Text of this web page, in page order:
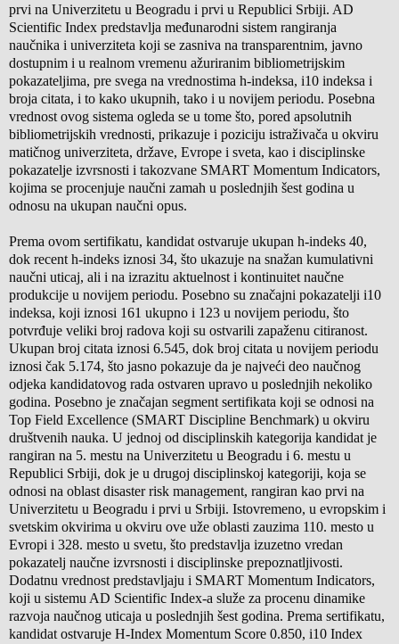
prvi na Univerzitetu u Beogradu i prvi u Republici Srbiji. AD
Scientific Index predstavlja međunarodni sistem rangiranja
naučnika i univerziteta koji se zasniva na transparentnim, javno
dostupnim i u realnom vremenu ažuriranim bibliometrijskim
pokazateljima, pre svega na vrednostima h-indeksa, i10 indeksa i
broja citata, i to kako ukupnih, tako i u novijem periodu. Posebna
vrednost ovog sistema ogleda se u tome što, pored apsolutnih
bibliometrijskih vrednosti, prikazuje i poziciju istraživača u okviru
matičnog univerziteta, države, Evrope i sveta, kao i disciplinske
pokazatelje izvrsnosti i takozvane SMART Momentum Indicators,
kojima se procenjuje naučni zamah u poslednjih šest godina u
odnosu na ukupan naučni opus.
Prema ovom sertifikatu, kandidat ostvaruje ukupan h-indeks 40,
dok recent h-indeks iznosi 34, što ukazuje na snažan kumulativni
naučni uticaj, ali i na izrazitu aktuelnost i kontinuitet naučne
produkcije u novijem periodu. Posebno su značajni pokazatelji i10
indeksa, koji iznosi 161 ukupno i 123 u novijem periodu, što
potvrđuje veliki broj radova koji su ostvarili zapaženu citiranost.
Ukupan broj citata iznosi 6.545, dok broj citata u novijem periodu
iznosi čak 5.174, što jasno pokazuje da je najveći deo naučnog
odjeka kandidatovog rada ostvaren upravo u poslednjih nekoliko
godina. Posebno je značajan segment sertifikata koji se odnosi na
Top Field Excellence (SMART Discipline Benchmark) u okviru
društvenih nauka. U jednoj od disciplinskih kategorija kandidat je
rangiran na 5. mestu na Univerzitetu u Beogradu i 6. mestu u
Republici Srbiji, dok je u drugoj disciplinskoj kategoriji, koja se
odnosi na oblast disaster risk management, rangiran kao prvi na
Univerzitetu u Beogradu i prvi u Srbiji. Istovremeno, u evropskim i
svetskim okvirima u okviru ove uže oblasti zauzima 110. mesto u
Evropi i 328. mesto u svetu, što predstavlja izuzetno vredan
pokazatelj naučne izvrsnosti i disciplinske prepoznatljivosti.
Dodatnu vrednost predstavljaju i SMART Momentum Indicators,
koji u sistemu AD Scientific Index-a služe za procenu dinamike
razvoja naučnog uticaja u poslednjih šest godina. Prema sertifikatu,
kandidat ostvaruje H-Index Momentum Score 0.850, i10 Index